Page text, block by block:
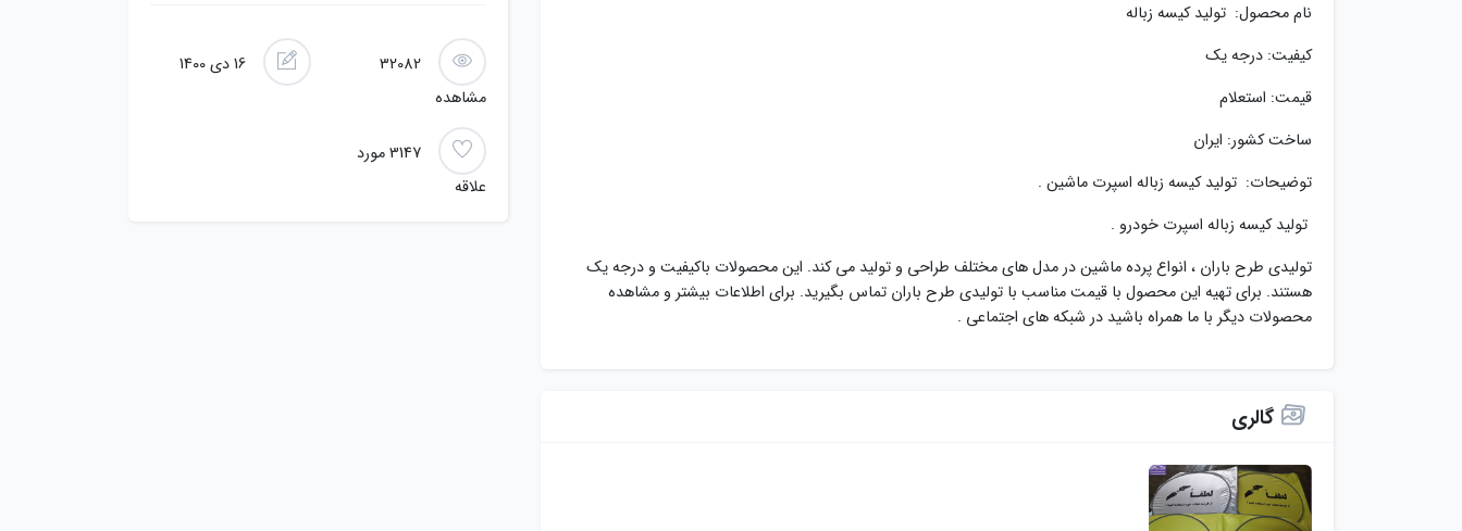
نام محصول: تولید کیسه زباله
کیفیت: درجه یک
قیمت: استعلام
ساخت کشور: ایران
توضیحات: تولید کیسه زباله اسپرت ماشین .
تولید کیسه زباله اسپرت خودرو .
تولیدی طرح باران ، انواع پرده ماشین در مدل های مختلف طراحی و تولید می کند. این محصولات باکیفیت و درجه یک
هستند. برای تهیه این محصول با قیمت مناسب با تولیدی طرح باران تماس بگیرید. برای اطلاعات بیشتر و مشاهده
محصولات دیگر با ما همراه باشید در شبکه های اجتماعی .
گالری
32082
مشاهده
3147مورد
علاقه
16 دی 1400